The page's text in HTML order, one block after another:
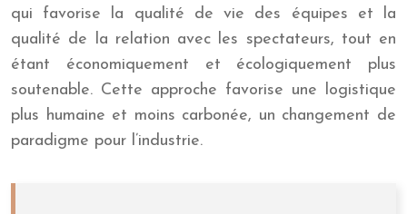
qui favorise la qualité de vie des équipes et la
qualité de la relation avec les spectateurs, tout en
étant économiquement et écologiquement plus
soutenable. Cette approche favorise une logistique
plus humaine et moins carbonée, un changement de
paradigme pour l’industrie.